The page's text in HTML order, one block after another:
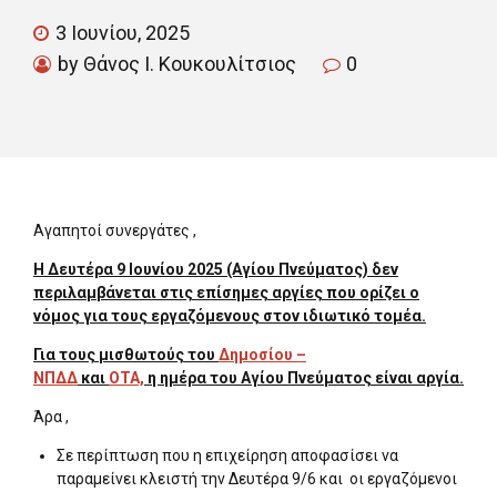
3 Ιουνίου, 2025
by Θάνος Ι. Κουκουλίτσιος
0
Αγαπητοί συνεργάτες ,
Η Δευτέρα 9 Ιουνίου 2025 (Αγίου Πνεύματος) δεν
περιλαμβάνεται στις επίσημες αργίες που ορίζει ο
νόμος για τους εργαζόμενους στον ιδιωτικό τομέα.
Για τους μισθωτούς του Δημοσίου –
ΝΠΔΔ και ΟΤΑ, η ημέρα του Αγίου Πνεύματος είναι αργία.
Άρα ,
Σε περίπτωση που η επιχείρηση αποφασίσει να
παραμείνει κλειστή την Δευτέρα 9/6 και οι εργαζόμενοι